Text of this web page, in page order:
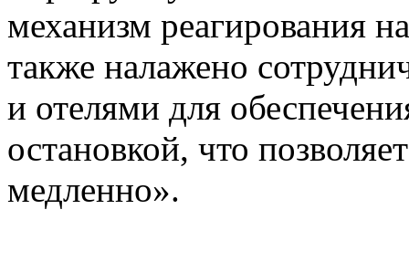
механизм реагирования
также налажено
и отелями для
остановкой, что
медленно».